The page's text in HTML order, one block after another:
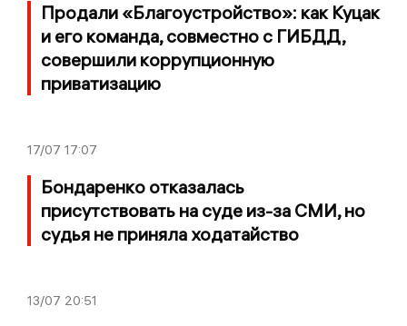
Продали «Благоустройство»: как Куцак
и его команда, совместно с ГИБДД,
совершили коррупционную
приватизацию
17/07 17:07
Бондаренко отказалась
присутствовать на суде из-за СМИ, но
судья не приняла ходатайство
13/07 20:51